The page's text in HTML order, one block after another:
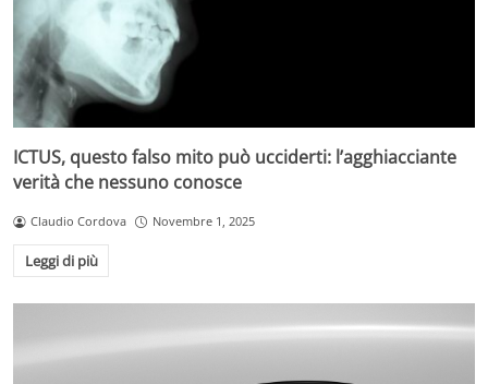
ICTUS, questo falso mito può ucciderti: l’agghiacciante
verità che nessuno conosce
Claudio Cordova Novembre 1, 2025
Leggi di più